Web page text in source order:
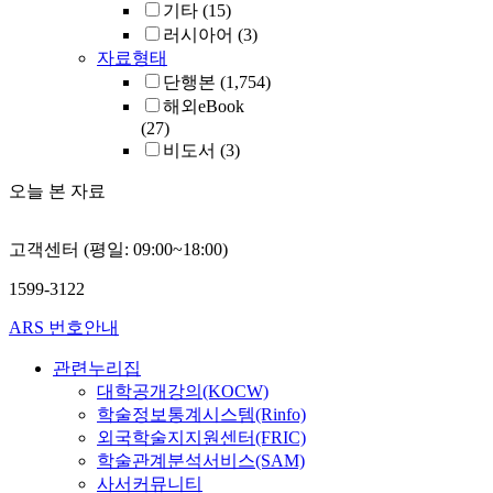
기타 (15)
러시아어 (3)
자료형태
단행본 (1,754)
해외eBook
(27)
비도서 (3)
오늘 본 자료
고객센터 (평일: 09:00~18:00)
1599-3122
ARS 번호안내
관련누리집
대학공개강의(KOCW)
학술정보통계시스템(Rinfo)
외국학술지지원센터(FRIC)
학술관계분석서비스(SAM)
사서커뮤니티